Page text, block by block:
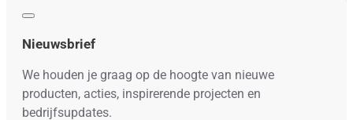
Nieuwsbrief
We houden je graag op de hoogte van nieuwe
producten, acties, inspirerende projecten en
bedrijfsupdates.